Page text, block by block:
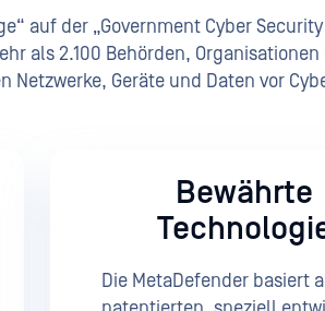
auf der „Government Cyber
als 2.100 Behörden,
Netzwerke, Geräte und Daten vor
Bewährte
Die MetaDefender basiert